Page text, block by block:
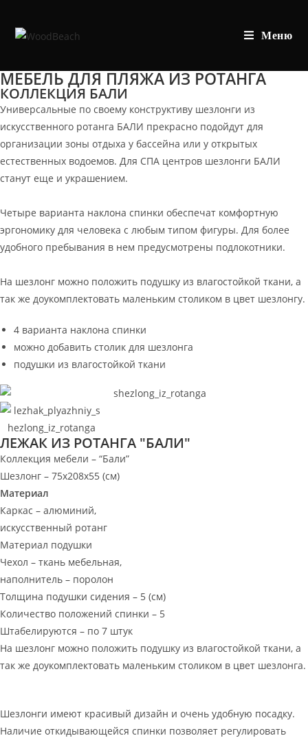
содержимому
Меню
МЕБЕЛЬ ДЛЯ ПЛЯЖА ИЗ РОТАНГА
КОЛЛЕКЦИЯ БАЛИ
Универсальные по своему конструктиву шезлонги из
искусственного ротанга БАЛИ прекрасно подойдут для
организации зоны отдыха у бассейна или у открытых
естественных водоемов. Для СПА центров шезлонги БАЛИ
станут еще и украшением.
Четыре варианта наклона спинки обеспечат комфортную
эргономику для человека с любым типом фигуры. Для более
удобного пребывания в нем предусмотрены подлокотники.
На шезлонг можно положить подушку из влагостойкой ткани, а
так же доукомплектовать маленьким столиком в цвет шезлонгу.
4 варианта наклона спинки
можно добавить столик для шезлонга
подушки из влагостойкой ткани
ЛЕЖАК ИЗ РОТАНГА "БАЛИ"
Коллекция мебели – “Бали”
Шезлонг – 75х208х55 (см)
Материал
Каркас – алюминий,
искусственный ротанг
Материал подушки
Чехол – ткань мебельная,
наполнитель – поролон
Толщина подушки сидения – 5 (см)
Количество положений спинки – 5
Штабелируются – по 7 штук
На шезлонг можно положить подушку из влагостойкой ткани, а
так же доукомплектовать маленьким столиком в цвет шезлонга.
Шезлонги имеют красивый дизайн и очень удобную посадку.
Наличие откидывающейся спинки позволяет регулировать